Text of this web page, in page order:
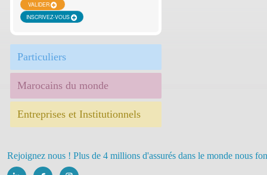
VALIDER
INSCRIVEZ-VOUS
Particuliers
Marocains du monde
Entreprises et Institutionnels
Rejoignez nous ! Plus de 4 millions d'assurés dans le monde nous